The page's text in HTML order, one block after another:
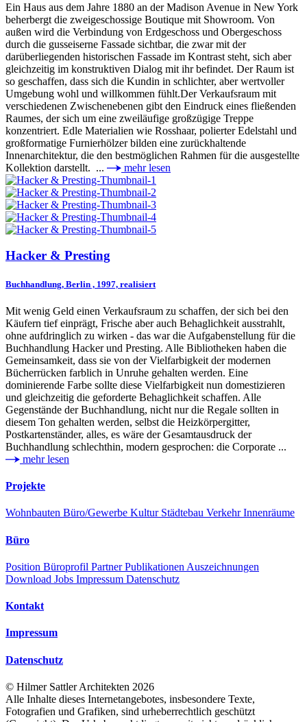
Ein Haus aus dem Jahre 1880 an der Madison Avenue in New York
beherbergt die zweigeschossige Boutique mit Showroom. Von
außen wird die Verbindung von Erdgeschoss und Obergeschoss
durch die gusseiserne Fassade sichtbar, die zwar mit der
darüberliegenden historischen Fassade im Kontrast steht, sich aber
gleichzeitig im konstruktiven Dialog mit ihr befindet. Der Raum ist
so geschaffen, dass sich die Kundin in schlichter, aber wertvoller
Umgebung wohl und willkommen fühlt.Der Verkaufsraum mit
verschiedenen Zwischenebenen gibt den Eindruck eines fließenden
Raumes, der sich um eine zweiläufige großzügige Treppe
konzentriert. Edle Materialien wie Rosshaar, polierter Edelstahl und
großformatige Furnierhölzer bilden eine zurückhaltende
Innenarchitektur, die den bestmöglichen Rahmen für die ausgestellte
Kollektion darstellt. ...
mehr lesen
Hacker & Presting
Buchhandlung, Berlin , 1997, realisiert
Mit wenig Geld einen Verkaufsraum zu schaffen, der sich bei den
Käufern tief einprägt, Frische aber auch Behaglichkeit ausstrahlt,
ohne aufdringlich zu wirken - das war die Aufgabenstellung für die
Buchhandlung Hacker und Presting. Alle Bibliotheken haben die
Gemeinsamkeit, dass sie von der Vielfarbigkeit der modernen
Bücherrücken farblich in Unruhe gehalten werden. Eine
dominierende Farbe sollte diese Vielfarbigkeit nun domestizieren
und gleichzeitig die geforderte Behaglichkeit schaffen. Alle
Gegenstände der Buchhandlung, nicht nur die Regale sollten in
diesem Ton gehalten werden, selbst die Heizkörpergitter,
Postkartenständer, alles, es wäre der Gesamtausdruck der
Buchhandlung schlechthin, modern gesprochen: die Corporate ...
mehr lesen
Projekte
Wohnbauten Büro/Gewerbe Kultur Städtebau VerkehrInnenräume
Büro
Position Büroprofil PartnerPublikationen Auszeichnungen
Download Jobs Impressum Datenschutz
Kontakt
Impressum
Datenschutz
© Hilmer Sattler Architekten 2026
Alle Inhalte dieses Internetangebotes, insbesondere Texte,
Fotografien und Grafiken, sind urheberrechtlich geschützt